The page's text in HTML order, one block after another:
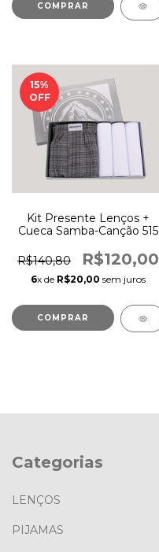
15%
OFF
Kit Presente Lenços +
Cueca Samba-Canção 515
R$140,80 R$120,00
6x de R$20,00 sem juros
COMPRAR
Categorias
LENÇOS
PIJAMAS